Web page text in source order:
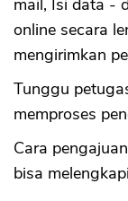
mail, Isi data -
online secara
mengirimkan
Tunggu
memproses
Cara
bisa